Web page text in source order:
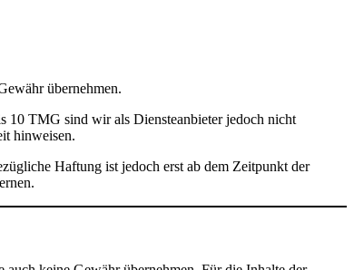
übernehmen.
10 TMG sind wir als Diensteanbieter jedoch nicht
hinweisen.
Haftung ist jedoch erst ab dem Zeitpunkt der